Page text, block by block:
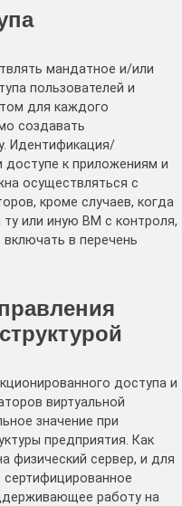
мандатное и/или
пользователей и
для каждого
создавать
Идентификация/
доступе к приложениям и
осуществляться с
кроме случаев, когда
или иную ВМ с контроля,
в перечень
доступа и
виртуальной
значение при
предприятия. Как
физический сервер, и для
работу на